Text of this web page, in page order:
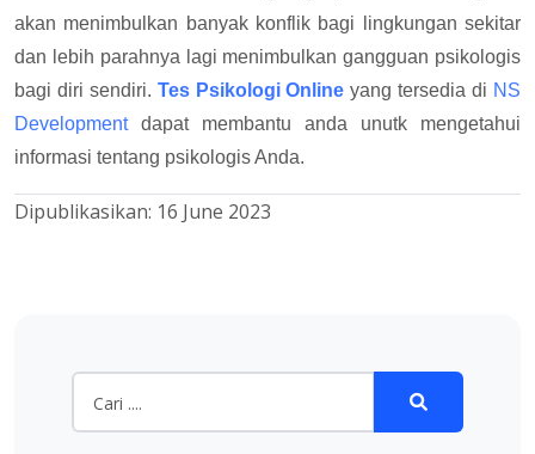
akan menimbulkan banyak konflik bagi lingkungan sekitar
dan lebih parahnya lagi menimbulkan gangguan psikologis
bagi diri sendiri. Tes Psikologi Online yang tersedia di NS
Developmentdapat membantu anda unutk mengetahui
informasi tentang psikologis Anda.
Dipublikasikan: 16 June 2023